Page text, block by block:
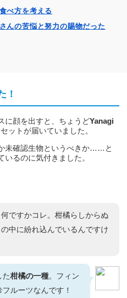
べ方を考える
んの苦悩と努力の賜物だった
！
に顔を出すと、ちょうどYanagi
ットが届いていました。
未確認生物というべきか……と
いるのに気付きました。
ですかコレ。柑橘らしからぬ
中に紛れ込んでいるんですけ
た柑橘の一種。フィン
ルーツなんです！